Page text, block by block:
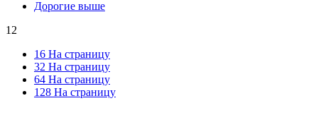
Дорогие выше
12
16 На страницу
32 На страницу
64 На страницу
128 На страницу